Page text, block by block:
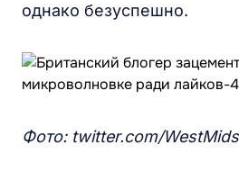
однако безуспешно.
Фото: twitter.com/